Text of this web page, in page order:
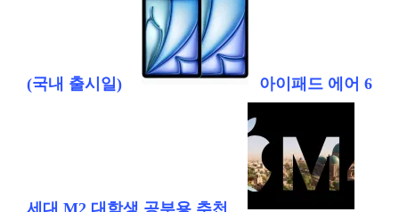
(국내 출시일) 아이패드 에어 6
세대 M2 대학생 공부용 추천